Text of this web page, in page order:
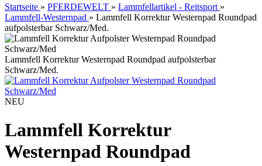
Startseite » PFERDEWELT » Lammfellartikel - Reitsport »
Lammfell-Westernpad » Lammfell Korrektur Westernpad Roundpad
aufpolsterbar Schwarz/Med.
Lammfell Korrektur Westernpad Roundpad aufpolsterbar
Schwarz/Med.
NEU
Lammfell Korrektur
Westernpad Roundpad